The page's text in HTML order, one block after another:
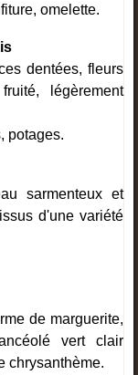
omelette.
dentées, fleurs
légèrement
potages.
sarmenteux et
d'une variété
de marguerite,
vert clair
chrysanthème.